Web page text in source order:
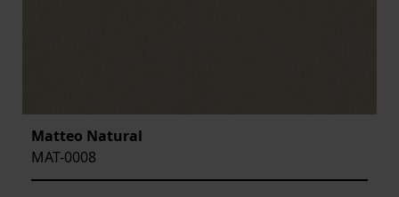
Matteo Natural
MAT-0008